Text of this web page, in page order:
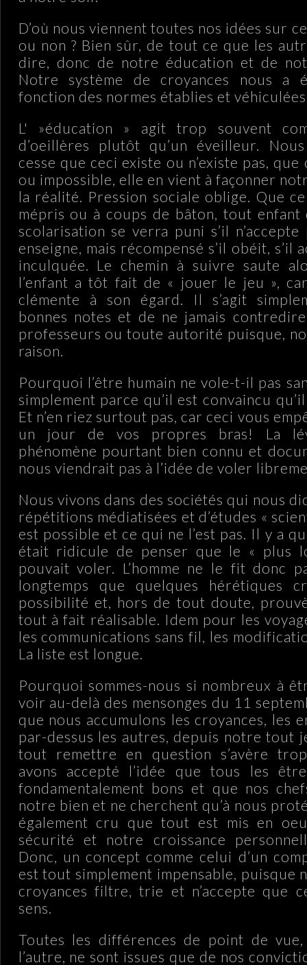
D’où nous viennent toutes nos idées sur
ou non ? Bien sûr, de tout ce que les
dire, donc de notre éducation et de
Notre système de croyances nous a
fonction des normes établies et
L' »éducation » agit trop souvent
d’oeillères plutôt qu’un éveilleur.
cesse que ceci existe ou n’existe pas,
ou impossible, elle en vient à façonner
la réalité. Pression sociale oblige. Que
mépris ou à coups de bâton, tout enfant
scolarisation se verra puni s’il n’accepte
enseigne, mais récompensé s’il obéit, s’il
inculquée. Le chemin à suivre saute
l’enfant a tôt fait de « jouer le jeu »,
clémente à son égard. Il s’agit
bonnes notes et de ne jamais
professeurs ou toute autorité puisque,
raison.
Pourquoi l’être humain ne vole-t-il pas
simplement parce qu’il est convaincu
Et n’en riez surtout pas, car ceci vous
un jour de vos propres bras! La
phénomène pourtant bien connu et
nous viendrait pas à l’idée de voler
Nous vivons dans des sociétés qui nous
répétitions médiatisées et d’études «
est possible et ce qui ne l’est pas. Il y a
était ridicule de penser que le « plus
pouvait voler. L’homme ne le fit donc
longtemps que quelques hérétiques
possibilité et, hors de tout doute,
tout à fait réalisable. Idem pour les
les communications sans fil, les
La liste est longue.
Pourquoi sommes-nous si nombreux à
voir au-delà des mensonges du 11
que nous accumulons les croyances, les
par-dessus les autres, depuis notre tout
tout remettre en question s’avère
avons accepté l’idée que tous les
fondamentalement bons et que nos
notre bien et ne cherchent qu’à nous
également cru que tout est mis en
sécurité et notre croissance
Donc, un concept comme celui d’un
est tout simplement impensable, puisque
croyances filtre, trie et n’accepte que
sens.
Toutes les différences de point de
l’autre, ne sont issues que de nos